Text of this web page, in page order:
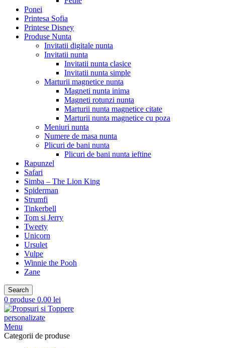
Ponei
Printesa Sofia
Printese Disney
Produse Nunta
Invitatii digitale nunta
Invitatii nunta
Invitatii nunta clasice
Invitatii nunta simple
Marturii magnetice nunta
Magneti nunta inima
Magneti rotunzi nunta
Marturii nunta magnetice citate
Marturii nunta magnetice cu poza
Meniuri nunta
Numere de masa nunta
Plicuri de bani nunta
Plicuri de bani nunta ieftine
Rapunzel
Safari
Simba – The Lion King
Spiderman
Strumfi
Tinkerbell
Tom si Jerry
Tweety
Unicorn
Ursulet
Vulpe
Winnie the Pooh
Zane
Search
0 produse 0.00 lei
Menu
Categorii de produse